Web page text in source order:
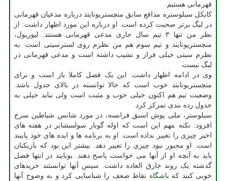
قهرمانی هستیم.
کایکل سیلوستره مدافع سابق منچستریونایتد درباره مدعیان قهرمانی
در لیگ برتر صحبت کرده است. او درباره این مورد اظهار داشت: از
نظر من تنها ۳ تیم سال جاری مدعی قهرمانی هستند. لیورپول،
منچستریونایتد و تیم سوم هم من نظرم روی لسترسیتی است. به
نظرم سیتی خیلی فراز و نشیب داشته است و مدعی قهرمانی در
لیگ نیست.
وی در ادامه اظهار داشت: این یک فصل کاملا باز است و برای
منچستریونایتد خوب است که حالا توانسته در بالای جدول باشد.
وضعیت تیم هم اکنون خیلی خوب و مثبت است ولی نباید خیلی به
جدول رده بندی تمرکز کرد.
سیلوستر، ملی پوش اسبق فرانسه، در مورد شانس شیاطین سرخ
افزود: نکته مهم این است که اوله گونار سولسشایر در هفته های
اخیر چیزی را تغییر نداده است. او به برنامه ها و ایده های خود پایبند
است. او مجبور نبود چیزی را تغییر دهد. بیشتر این بود که بازیکنان
باید به آنچه او از آنها می خواست پاسخ دهند. یونایتد در انتها فصل
گذشته یک روند خارق العاده داشت. سپس آنها توانستند خریدهای
خوبی کنند که باشگاه نقاط ضعف را شناسایی کرد و به وضوح آنها